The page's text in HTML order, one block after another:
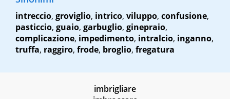
intreccio, groviglio, intrico, viluppo, confusione,
pasticcio, guaio, garbuglio, ginepraio,
complicazione, impedimento, intralcio, inganno,
truffa, raggiro, frode, broglio, fregatura
imbrigliare